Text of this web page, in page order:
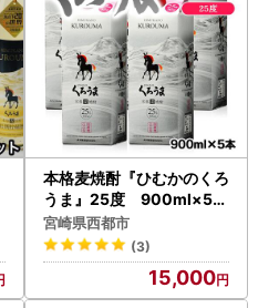
】
報は目安となっております。人
する年末年始につきましてはお
ます。
ご連絡が無かった際など、受取
期限を過ぎ、お受取りいただけ
しかねます。予めご了承くださ
いては下記お問い合わせ先まで
します。
、事前に電話・メール等による連
予めご了承ください。
本格麦焼酎『ひむかのくろ
うま』25度 900ml×5パ
ック 神楽酒造＜23-13a＞
宮崎県西都市
(3)
15,000